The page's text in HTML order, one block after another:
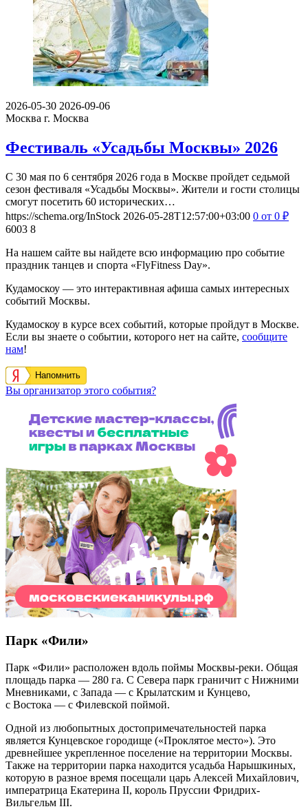
2026-05-30 2026-09-06
Москва г. Москва
Фестиваль «Усадьбы Москвы» 2026
С 30 мая по 6 сентября 2026 года в Москве пройдет седьмой
сезон фестиваля «Усадьбы Москвы». Жители и гости столицы
смогут посетить 60 исторических…
https://schema.org/InStock 2026-05-28T12:57:00+03:00 0 от 0 ₽
6003 8
На нашем сайте вы найдете всю информацию про событие
праздник танцев и спорта «FlyFitness Day».
Кудамоскоу — это интерактивная афиша самых интересных
событий Москвы.
Кудамоскоу в курсе всех событий, которые пройдут в Москве.
Если вы знаете о событии, которого нет на сайте, сообщите
нам!
Напомнить
Вы организатор этого события?
Парк «Фили»
Парк «Фили» расположен вдоль поймы Москвы-реки. Общая
площадь парка — 280 га. С Севера парк граничит с Нижними
Мневниками, с Запада — с Крылатским и Кунцево,
с Востока — с Филевской поймой.
Одной из любопытных достопримечательностей парка
является Кунцевское городище («Проклятое место»). Это
древнейшее укрепленное поселение на территории Москвы.
Также на территории парка находится усадьба Нарышкиных,
которую в разное время посещали царь Алексей Михайлович,
императрица Екатерина II, король Пруссии Фридрих-
Вильгельм III.